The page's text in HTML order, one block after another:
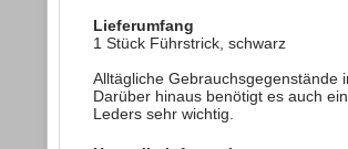
Lieferumfang
1 Stück Führstrick, schwarz
Alltägliche Gebrauchsgegenstände
Darüber hinaus benötigt es auch
Leders sehr wichtig.